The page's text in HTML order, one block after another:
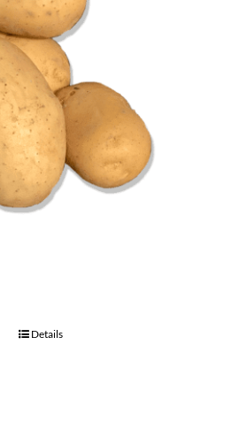
Details